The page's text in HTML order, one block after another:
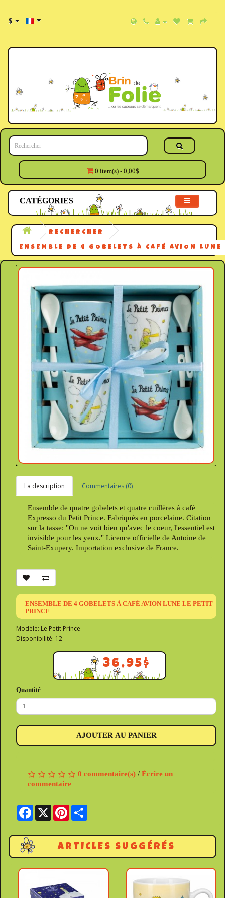
$
0 item(s) - 0,00$
CATÉGORIES
RECHERCHER
ENSEMBLE DE 4 GOBELETS À CAFÉ AVION
La description Commentaires (0)
Ensemble de quatre gobelets et quatre cuillères à café
Expresso du Petit Prince. Fabriqués en porcelaine. Citation
sur la tasse: "On ne voit bien qu'avec le coeur, l'essentiel est
invisible pour les yeux." Licence officielle de Antoine de
Saint-Exupery. Importation exclusive de France.
ENSEMBLE DE 4 GOBELETS À CAFÉ AVION LUNE LE PETIT
PRINCE
Modèle: Le Petit Prince
Disponibilité: 12
36,95$
Quantité
AJOUTER AU PANIER
0 commentaire(s) / Écrire un
commentaire
Facebook
X Pinterest
ARTICLES SUGGÉRÉS